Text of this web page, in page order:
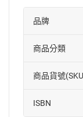
品牌
商品分類
商品貨號
ISBN